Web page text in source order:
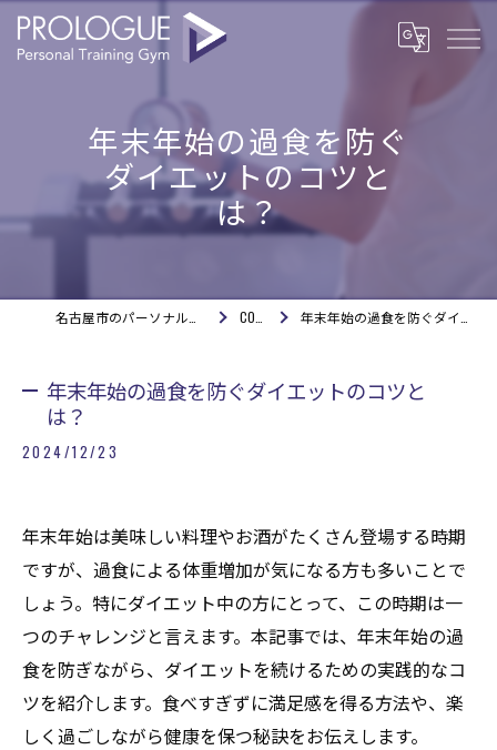
年末年始の過食を防ぐ
ダイエットのコツと
は？
COLUMN 年末年始の過食を防ぐダイエットのコツとは？
年末年始の過食を防ぐダイエットのコツと
は？
2024/12/23
年末年始は美味しい料理やお酒がたくさん登場する時期
ですが、過食による体重増加が気になる方も多いことで
しょう。特にダイエット中の方にとって、この時期は一
つのチャレンジと言えます。本記事では、年末年始の過
食を防ぎながら、ダイエットを続けるための実践的なコ
ツを紹介します。食べすぎずに満足感を得る方法や、楽
しく過ごしながら健康を保つ秘訣をお伝えします。